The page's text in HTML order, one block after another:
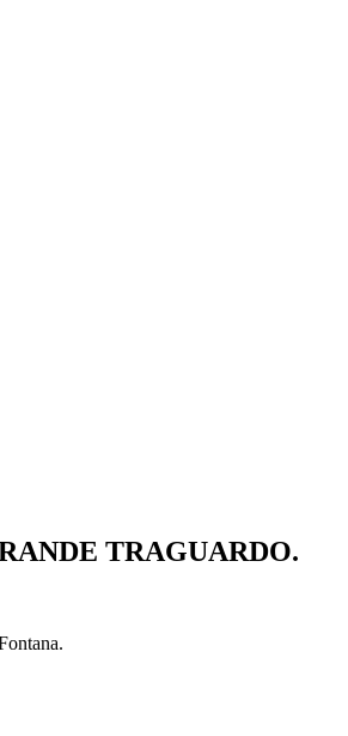
TRAGUARDO.